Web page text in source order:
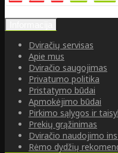
Dviračių servisas
Apie mus
Dviračio saugojimas
Privatumo politika
Pristatymo būdai
Apmokėjimo būdai
Pirkimo sąlygos ir
Prekių grąžinimas
Dviračio naudojimo
Rėmo dydžių